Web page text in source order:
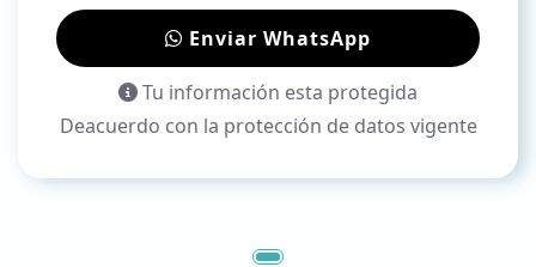
Enviar WhatsApp
Tu información esta protegida
Deacuerdo con la protección de datos vigente